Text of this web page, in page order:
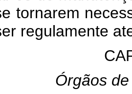
tornarem
regulamente
Órgãos